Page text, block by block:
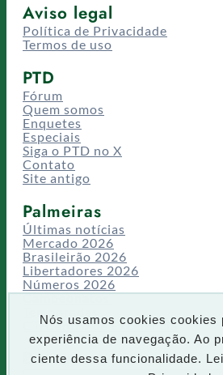
Nós usamos cookies cookies
experiência de navegação. Ao
ciente dessa funcionalidade.
Aviso legal
Política de Privacidade
Termos de uso
PTD
Fórum
Quem somos
Enquetes
Especiais
Siga o PTD no X
Contato
Site antigo
Palmeiras
Últimas notícias
Mercado 2026
Brasileirão 2026
Libertadores 2026
Números 2026
Campeonatos
Temporadas
CT/Centro de Excelência
Busca